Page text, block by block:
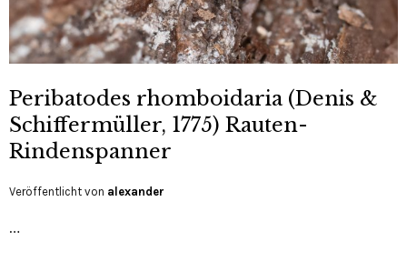
Peribatodes rhomboidaria (Denis &
Schiffermüller, 1775) Rauten-
Rindenspanner
Veröffentlicht von alexander
…